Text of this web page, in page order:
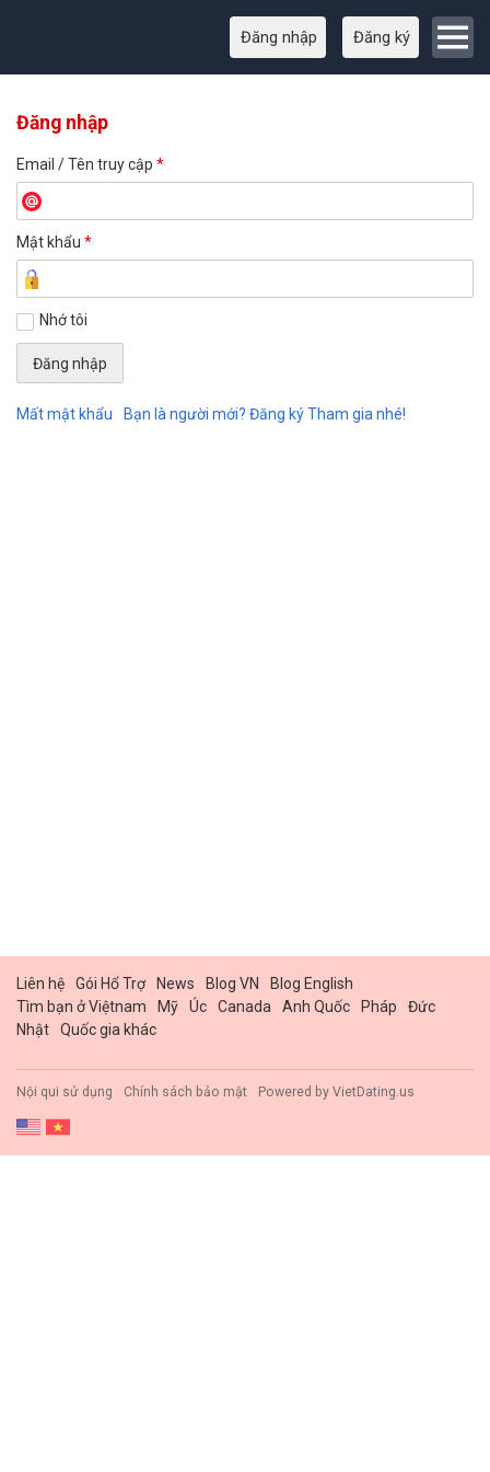
Đăng nhập Đăng ký
Đăng nhập
Email / Tên truy cập *
Mật khẩu *
Nhớ tôi
Mất mật khẩu Bạn là người mới? Đăng ký Tham gia nhé!
Liên hệ Gói Hổ Trợ News Blog VN
Blog English
Tìm bạn ở Việtnam
Mỹ Úc Canada Anh Quốc Pháp
Đức
Nhật
Quốc gia khác
Nội qui sử dụng Chính sách bảo mật Powered by VietDating.us